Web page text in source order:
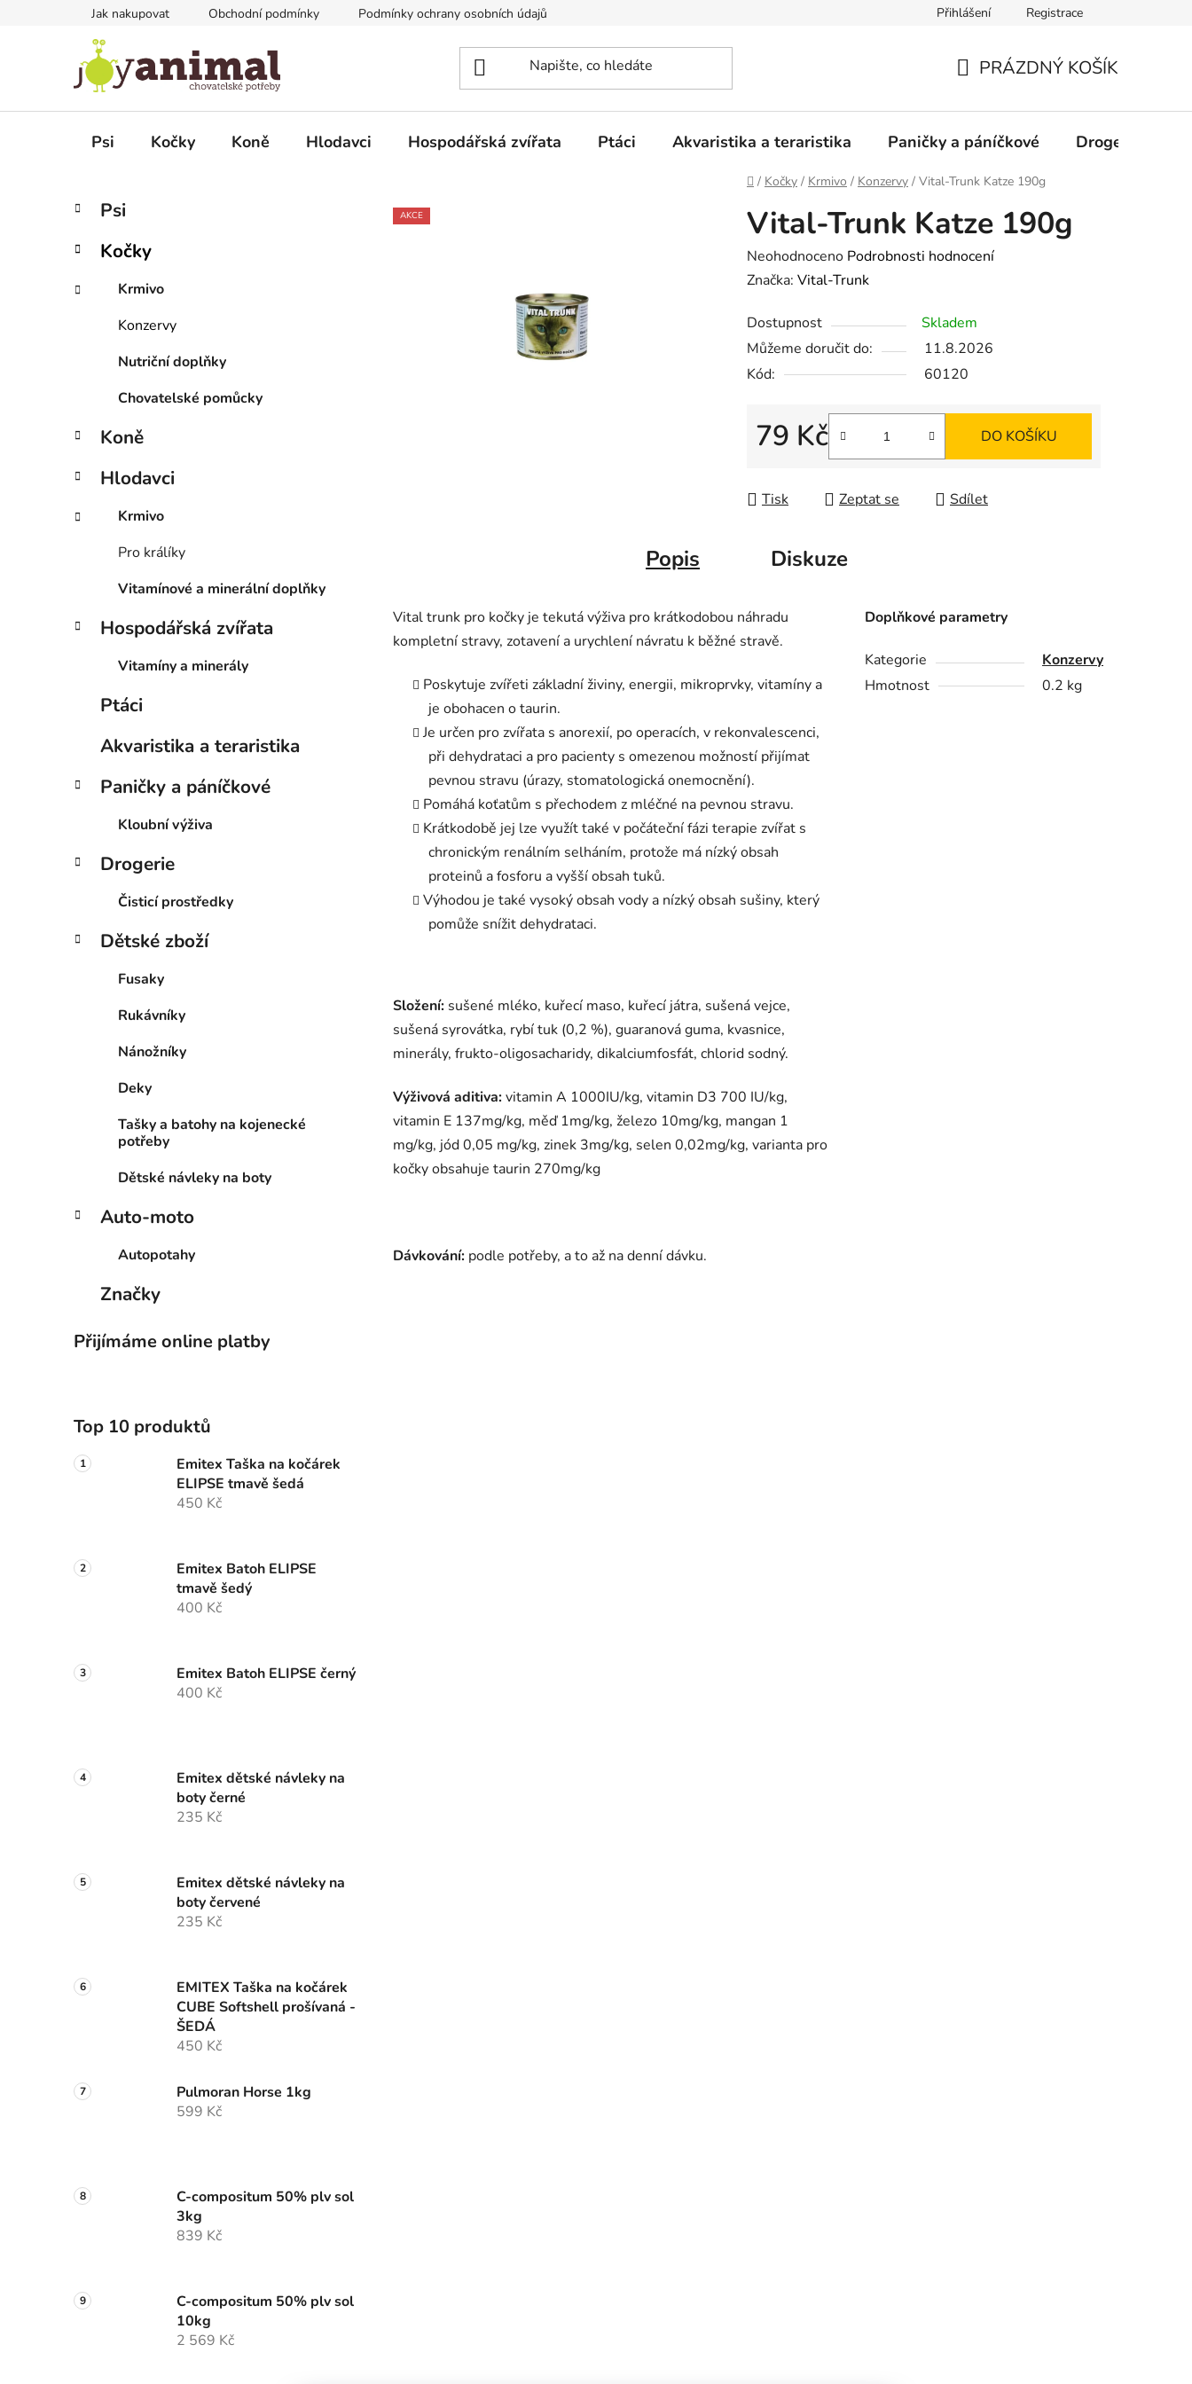
Jak nakupovat Obchodní podmínky Podmínky ochrany osobních údajů Přihlášení Registrace
KOŠÍK
PRÁZDNÝ KOŠÍK
Psi Kočky Koně Hlodavci Hospodářská zvířata Ptáci Akvaristika a teraristika Paničky a páníčkové Drogerie
Domů
/ Kočky / Krmivo / Konzervy / Vital-Trunk Katze 190g
P
s
r
a
e
Přeskočit
kategorie
K
a
e
o
Psi
Kočky
Krmivo
Konzervy
Nutriční doplňky
Chovatelské pomůcky
Koně
Hlodavci
Krmivo
Pro králíky
Vitamínové a minerální doplňky
Hospodářská zvířata
Vitamíny a minerály
Ptáci
Akvaristika a teraristika
Paničky a páníčkové
Kloubní výživa
Drogerie
Čisticí prostředky
Dětské zboží
Fusaky
Rukávníky
Nánožníky
Deky
Tašky a batohy na kojenecké
potřeby
Dětské návleky na boty
Auto-moto
Autopotahy
Značky
Přijímáme online platby
Top 10 produktů
Emitex Taška na kočárek
ELIPSE tmavě šedá
450 Kč
Emitex Batoh ELIPSE
tmavě šedý
400 Kč
Emitex Batoh ELIPSE černý
400 Kč
Emitex dětské návleky na
boty černé
235 Kč
Emitex dětské návleky na
boty červené
235 Kč
EMITEX Taška na kočárek
CUBE Softshell prošívaná -
ŠEDÁ
450 Kč
Pulmoran Horse 1kg
599 Kč
C-compositum 50% plv sol
3kg
839 Kč
C-compositum 50% plv sol
10kg
2 569 Kč
Vital-Trunk Katze 190g
Průměrné
hodnocení
je
0,0
z
hvězdiček.
Neohodnoceno Podrobnosti hodnocení
Značka: Vital-Trunk
Dostupnost
Skladem
Můžeme doručit do:
11.8.2026
Kód:
60120
79 Kč
Měrná cena:
DO KOŠÍKU
Tisk Zeptat se Sdílet
AKCE
Popis Diskuze
Vital trunk pro kočky je tekutá výživa pro krátkodobou náhradu
kompletní stravy, zotavení a urychlení návratu k běžné stravě.
Poskytuje zvířeti základní živiny, energii, mikroprvky, vitamíny a
je obohacen o taurin.
Je určen pro zvířata s anorexií, po operacích, v rekonvalescenci,
při dehydrataci a pro pacienty s omezenou možností přijímat
pevnou stravu (úrazy, stomatologická onemocnění).
Pomáhá koťatům s přechodem z mléčné na pevnou stravu.
Krátkodobě jej lze využít také v počáteční fázi terapie zvířat s
chronickým renálním selháním, protože má nízký obsah
proteinů a fosforu a vyšší obsah tuků.
Výhodou je také vysoký obsah vody a nízký obsah sušiny, který
pomůže snížit dehydrataci.
Složení: sušené mléko, kuřecí maso, kuřecí játra, sušená vejce,
sušená syrovátka, rybí tuk (0,2 %), guaranová guma, kvasnice,
minerály, frukto-oligosacharidy, dikalciumfosfát, chlorid sodný.
Výživová aditiva:vitamin A 1000IU/kg, vitamin D3 700 IU/kg,
vitamin E 137mg/kg, měď 1mg/kg, železo 10mg/kg, mangan 1
mg/kg, jód 0,05 mg/kg, zinek 3mg/kg, selen 0,02mg/kg, varianta pro
kočky obsahuje taurin 270mg/kg
Dávkování: podle potřeby, a to až na denní dávku.
Doplňkové parametry
Kategorie
Konzervy
Hmotnost
0.2 kg